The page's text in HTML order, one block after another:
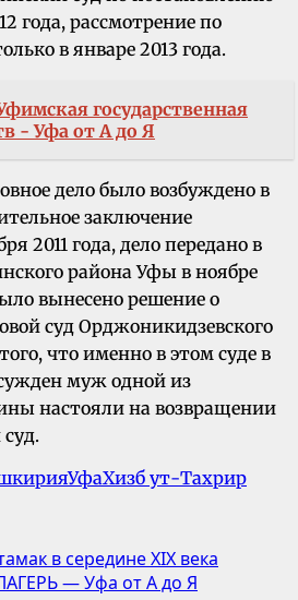
года, рассмотрение по
в январе 2013 года.
государственная
- Уфа от А до Я
дело было возбуждено в
заключение
2011 года, дело передано в
района Уфы в ноябре
вынесено решение о
суд Орджоникидзевского
что именно в этом суде в
муж одной из
настояли на возвращении
УфаХизб ут-Тахрир
в середине XIX века
— Уфа от А до Я